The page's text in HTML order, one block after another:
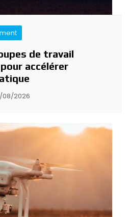
de travail
accélérer
08/2026